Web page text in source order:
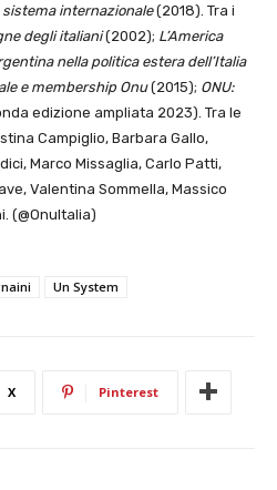
sistema internazionale(2018). Tra i
degli italiani(2002); L’America
nella politica estera dell’Italia
e membership Onu(2015); ONU:
edizione ampliata 2023). Tra le
Campiglio, Barbara Gallo,
Marco Missaglia, Carlo Patti,
Valentina Sommella, Massico
(@OnuItalia)
Un System
X Pinterest